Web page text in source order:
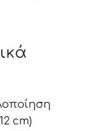
cm)